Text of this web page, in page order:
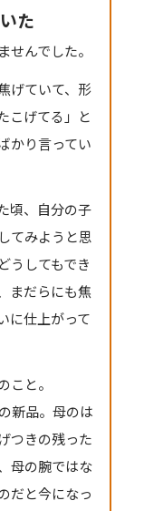
た
んでした。
げていて、形
こげてる」と
かり言ってい
頃、自分の子
てみようと思
うしてもでき
まだらにも焦
に仕上がって
こと。
新品。母のは
つきの残った
母の腕ではな
だと今になっ